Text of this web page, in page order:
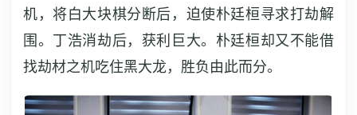
机，将白大块棋分断后，迫使朴廷桓寻求打劫解
围。丁浩消劫后，获利巨大。朴廷桓却又不能借
找劫材之机吃住黑大龙，胜负由此而分。